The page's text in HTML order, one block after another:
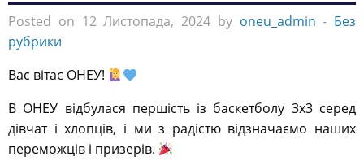
Posted on 12 Листопада, 2024 by oneu_admin - Без
рубрики
Вас вітає ОНЕУ!
В ОНЕУ відбулася першість із баскетболу 3х3 серед
дівчат і хлопців, і ми з радістю відзначаємо наших
переможців і призерів.